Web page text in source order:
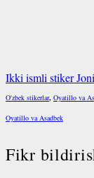
Ikki ismli stiker
O'zbek stikerlar, Oyatillo va
Oyatillo va Asadbek
Fikr